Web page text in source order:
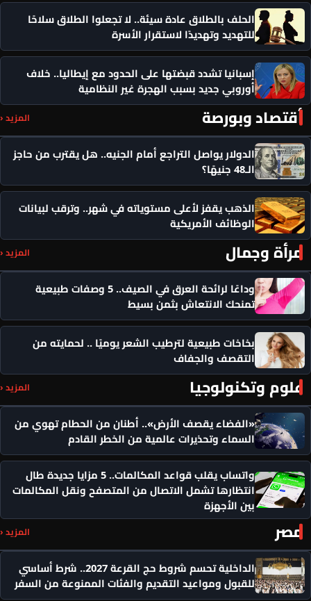
الحلف بالطلاق عادة سيئة.. لا تجعلوا الطلاق سلاحًا
للتهديد وتهديدًا لاستقرار الأسرة
إسبانيا تشدد قبضتها على الحدود مع إيطاليا.. خلاف
أوروبي جديد بسبب الهجرة غير النظامية
أقتصاد وبورصة المزيد ‹
الدولار يواصل التراجع أمام الجنيه.. هل يقترب من حاجز
الـ48 جنيهًا؟
الذهب يقفز لأعلى مستوياته في شهر.. وترقب لبيانات
الوظائف الأمريكية
مرأة وجمال المزيد ‹
وداعًا لرائحة العرق في الصيف.. 5 وصفات طبيعية
تمنحك الانتعاش بثمن بسيط
بخاخات طبيعية لترطيب الشعر يوميًا .. لحمايته من
التقصف والجفاف
علوم وتكنولوجيا المزيد ‹
«الفضاء يقصف الأرض».. أطنان من الحطام تهوي من
السماء وتحذيرات عالمية من الخطر القادم
واتساب يقلب قواعد المكالمات.. 5 مزايا جديدة طال
انتظارها تشمل الاتصال من المتصفح ونقل المكالمات
بين الأجهزة
مصر المزيد ‹
الداخلية تحسم شروط حج القرعة 2027.. شرط أساسي
للقبول ومواعيد التقديم والفئات الممنوعة من السفر